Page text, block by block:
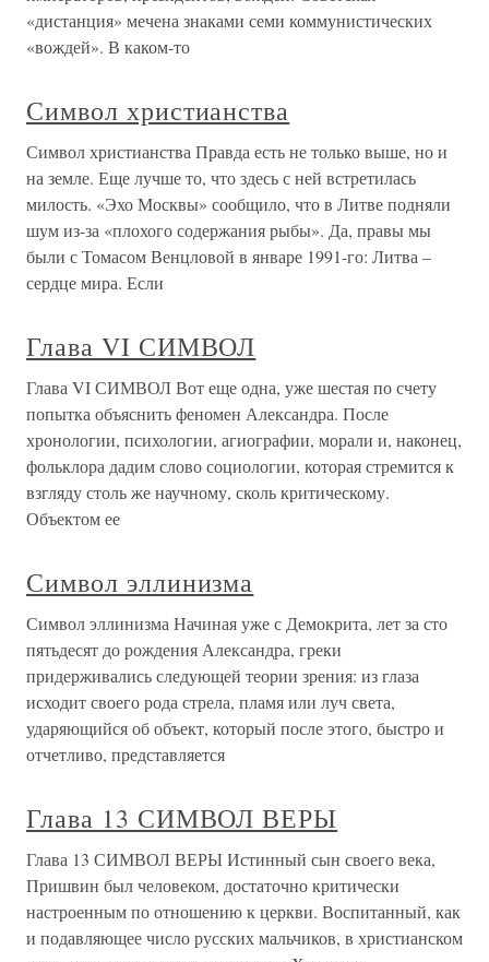
«дистанция» мечена знаками семи коммунистических
«вождей». В каком-то
Символ христианства
Символ христианства Правда есть не только выше, но и
на земле. Еще лучше то, что здесь с ней встретилась
милость. «Эхо Москвы» сообщило, что в Литве подняли
шум из-за «плохого содержания рыбы». Да, правы мы
были с Томасом Венцловой в январе 1991-го: Литва –
сердце мира. Если
Глава VI СИМВОЛ
Глава VI СИМВОЛ Вот еще одна, уже шестая по счету
попытка объяснить феномен Александра. После
хронологии, психологии, агиографии, морали и, наконец,
фольклора дадим слово социологии, которая стремится к
взгляду столь же научному, сколь критическому.
Объектом ее
Символ эллинизма
Символ эллинизма Начиная уже с Демокрита, лет за сто
пятьдесят до рождения Александра, греки
придерживались следующей теории зрения: из глаза
исходит своего рода стрела, пламя или луч света,
ударяющийся об объект, который после этого, быстро и
отчетливо, представляется
Глава 13 СИМВОЛ ВЕРЫ
Глава 13 СИМВОЛ ВЕРЫ Истинный сын своего века,
Пришвин был человеком, достаточно критически
настроенным по отношению к церкви. Воспитанный, как
и подавляющее число русских мальчиков, в христианском